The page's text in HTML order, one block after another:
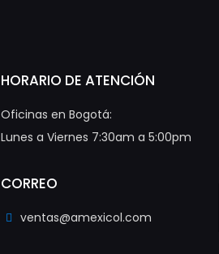
HORARIO DE ATENCIÓN
Oficinas en Bogotá:
Lunes a Viernes 7:30am a 5:00pm
CORREO
ventas@amexicol.com